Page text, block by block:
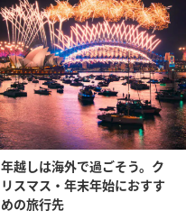
年越しは海外で過ごそう。ク
リスマス・年末年始におすす
めの旅行先